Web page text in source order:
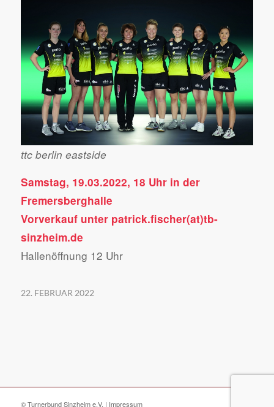
ttc berlin eastside
Samstag, 19.03.2022, 18 Uhr in der
Fremersberghalle
Vorverkauf unter patrick.fischer(at)tb-
sinzheim.de
Hallenöffnung 12 Uhr
22. FEBRUAR 2022
© Turnerbund Sinzheim e.V. | Impressum